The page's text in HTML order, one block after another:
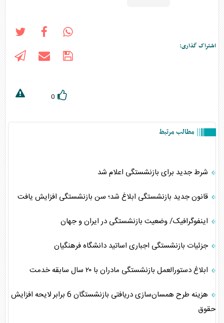
اشتراک گذاری:
0
مطالب مرتبط
شرط جدید برای بازنشستگی اعلام شد
قانون جدید بازنشستگی ابلاغ شد؛ سن بازنشستگی افزایش یافت
اینفوگرافیک/ وضعیت بازنشستگی در ایران و جهان
جزئیات بازنشستگی اجباری اساتید دانشگاه فرهنگیان
ابلاغ دستورالعمل بازنشستگی مادران با ۲۰ سال سابقه خدمت
هزینه طرح همسان‌سازی دریافتی بازنشستگان 6 برابر لایحه افزایش
حقوق